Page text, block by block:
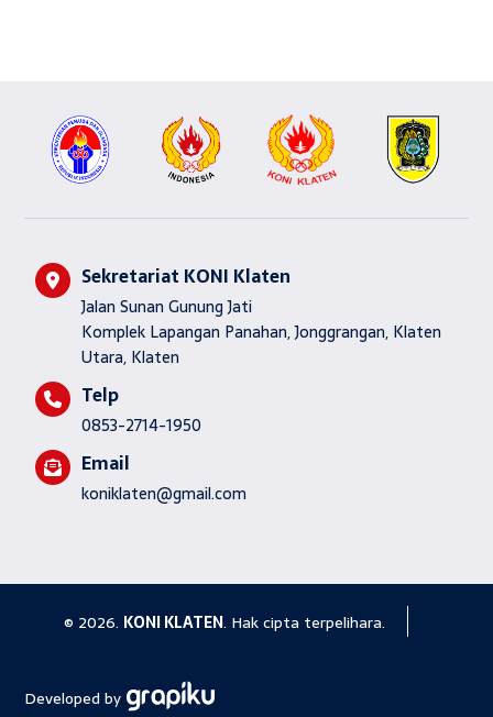
Sekretariat KONI Klaten
Jalan Sunan Gunung Jati
Komplek Lapangan Panahan, Jonggrangan, Klaten
Utara, Klaten
Telp
0853-2714-1950
Email
koniklaten@gmail.com
© 2026. KONI KLATEN. Hak cipta terpelihara.
Developed by